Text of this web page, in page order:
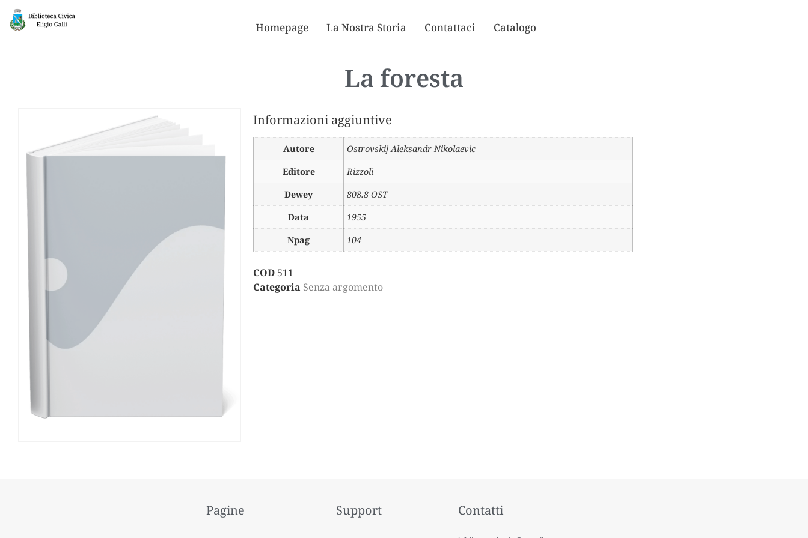
Homepage La Nostra Storia Contattaci Catalogo
La foresta
Informazioni aggiuntive
Autore
Ostrovskij Aleksandr Nikolaevic
Editore
Rizzoli
Dewey
808.8 OST
Data
1955
Npag
104
COD 511
Categoria Senza argomento
Pagine Support Contatti